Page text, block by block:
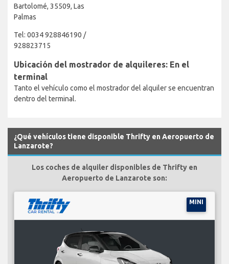
Bartolomé, 35509, Las
Palmas
Tel: 0034 928846190 /
928823715
Ubicación del mostrador de alquileres: En el
terminal
Tanto el vehículo como el mostrador del alquiler se encuentran
dentro del terminal.
¿Qué vehículos tiene disponible Thrifty en Aeropuerto de
Lanzarote?
Los coches de alquiler disponibles de Thrifty en
Aeropuerto de Lanzarote son:
MINI